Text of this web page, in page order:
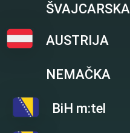
ŠVAJCARSKA
AUSTRIJA
NEMAČKA
BiH m:tel